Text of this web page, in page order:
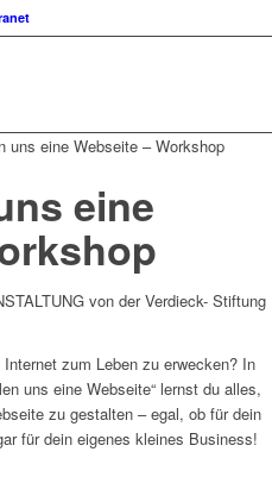
uns eine Webseite – Workshop
eine
von der Verdieck- Stiftung
zum Leben zu erwecken? In
uns eine Webseite“ lernst du alles,
zu gestalten – egal, ob für dein
für dein eigenes kleines Business!